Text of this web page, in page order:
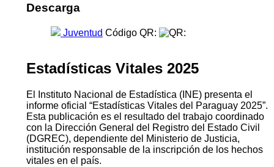
Descarga
Juventud Código QR:
Estadísticas Vitales 2025
El Instituto Nacional de Estadística (INE) presenta el
informe oficial “Estadísticas Vitales del Paraguay 2025”.
Esta publicación es el resultado del trabajo coordinado
con la Dirección General del Registro del Estado Civil
(DGREC), dependiente del Ministerio de Justicia,
institución responsable de la inscripción de los hechos
vitales en el país.